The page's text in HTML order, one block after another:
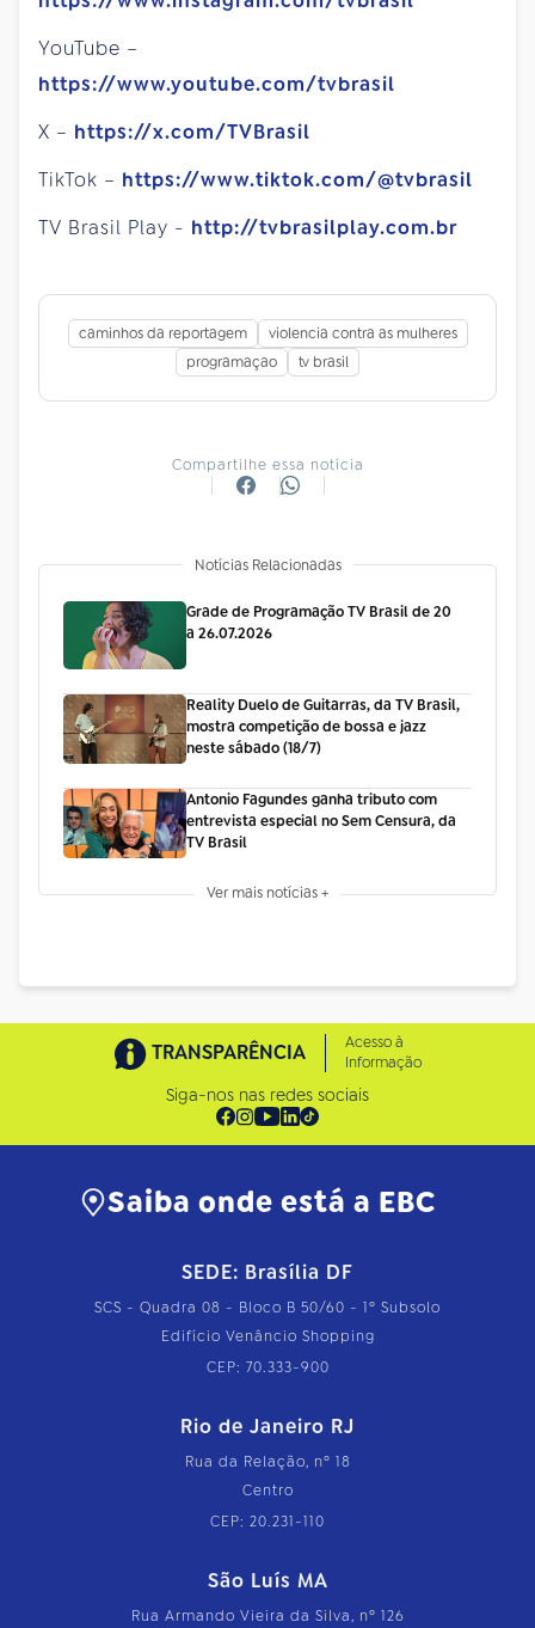
YouTube –
https://www.youtube.com/tvbrasil
X – https://x.com/TVBrasil
TikTok – https://www.tiktok.com/@tvbrasil
TV Brasil Play - http://tvbrasilplay.com.br
caminhos da reportagem
violencia contra as mulheres
programaçao
tv brasil
Compartilhe essa notícia
Notícias Relacionadas
Grade de Programação TV Brasil de 20
a 26.07.2026
Reality Duelo de Guitarras, da TV Brasil,
mostra competição de bossa e jazz
neste sábado (18/7)
Antonio Fagundes ganha tributo com
entrevista especial no Sem Censura, da
TV Brasil
Ver mais notícias +
TRANSPARÊNCIA
Acesso à
Informação
Siga-nos nas redes sociais
Saiba onde está a EBC
SEDE: Brasília DF
SCS - Quadra 08 - Bloco B 50/60 - 1º Subsolo
Edifício Venâncio Shopping
CEP: 70.333-900
Rio de Janeiro RJ
Rua da Relação, nº 18
Centro
CEP: 20.231-110
São Luís MA
Rua Armando Vieira da Silva, nº 126